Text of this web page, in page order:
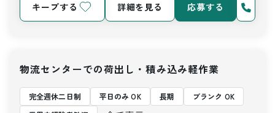
キープする 詳細を見る 応募する
物流センターでの荷出し・積み込み軽作業
完全週休二日制 平日のみ OK 長期
ブランク OK